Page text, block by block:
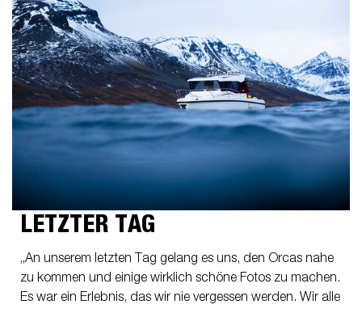
LETZTER TAG
„An unserem letzten Tag gelang es uns, den Orcas nahe
zu kommen und einige wirklich schöne Fotos zu machen.
Es war ein Erlebnis, das wir nie vergessen werden. Wir alle